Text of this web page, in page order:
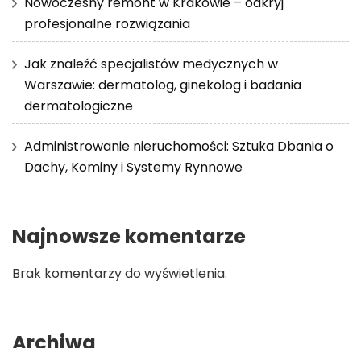
profesjonalne rozwiązania
Jak znaleźć specjalistów medycznych w
Warszawie: dermatolog, ginekolog i badania
dermatologiczne
Administrowanie nieruchomości: Sztuka Dbania o
Dachy, Kominy i Systemy Rynnowe
Najnowsze komentarze
Brak komentarzy do wyświetlenia.
Archiwa